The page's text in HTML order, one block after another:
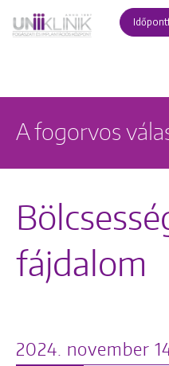
A fogorvos
fájdalom
2024. november